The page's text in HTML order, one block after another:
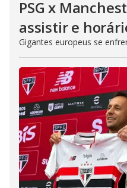
PSG x
assistir e
Gigantes europeus se